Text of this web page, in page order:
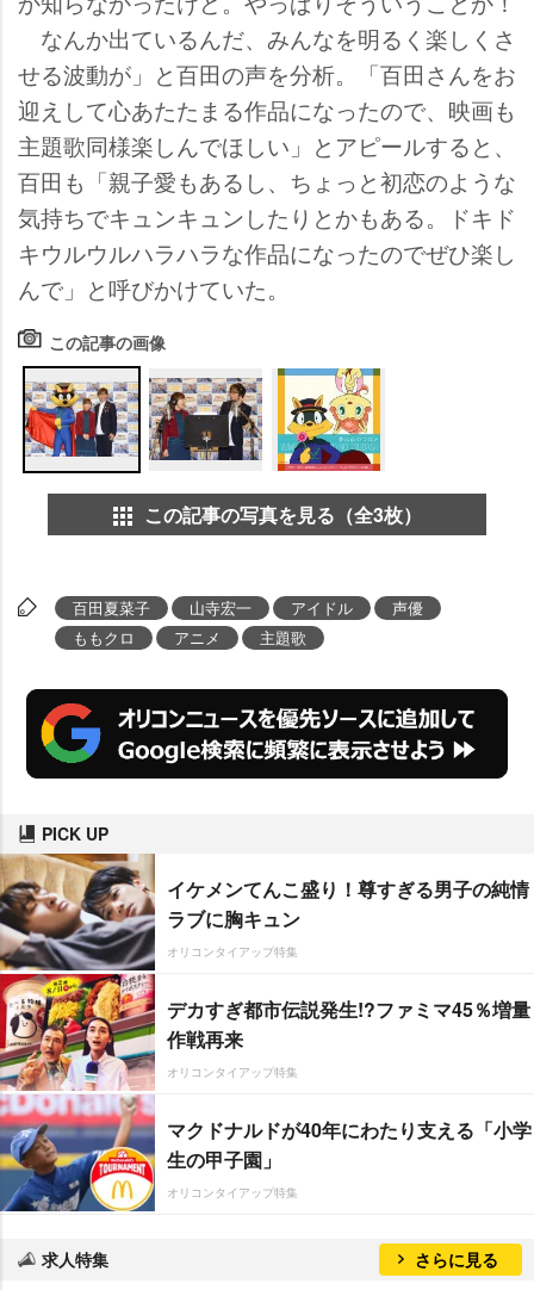
なんか出ているんだ、みんなを明るく楽しくさ
せる波動が」と百田の声を分析。「百田さんをお
迎えして心あたたまる作品になったので、映画も
主題歌同様楽しんでほしい」とアピールすると、
百田も「親子愛もあるし、ちょっと初恋のような
気持ちでキュンキュンしたりとかもある。ドキド
キウルウルハラハラな作品になったのでぜひ楽し
んで」と呼びかけていた。
この記事の画像
この記事の写真を見る（全3枚）
百田夏菜子 山寺宏一 アイドル
声優
ももクロ
アニメ 主題歌
PICK UP
イケメンてんこ盛り！尊すぎる男子の純情
ラブに胸キュン
オリコンタイアップ特集
デカすぎ都市伝説発生!?ファミマ45％増量
作戦再来
オリコンタイアップ特集
マクドナルドが40年にわたり支える「小学
生の甲子園」
オリコンタイアップ特集
求人特集 さらに見る